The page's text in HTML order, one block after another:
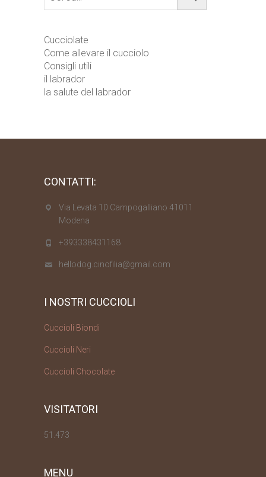
Cucciolate
Come allevare il cucciolo
Consigli utili
il labrador
la salute del labrador
CONTATTI:
Via Levata 10 Campogalliano 41011
Modena
+393338431168
hellodog.cinofilia@gmail.com
I NOSTRI CUCCIOLI
Cuccioli Biondi
Cuccioli Neri
Cuccioli Chocolate
VISITATORI
51.473
MENU